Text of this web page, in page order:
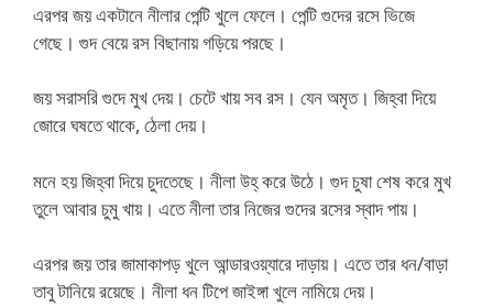
এরপর জয় একটানে নীলার পেন্টি খুলে ফেলে। পেন্টি গুদের রসে ভিজে
গেছে। গুদ বেয়ে রস বিছানায় গড়িয়ে পরছে।
জয় সরাসরি গুদে মুখ দেয়। চেটে খায় সব রস। যেন অমৃত। জিহ্বা দিয়ে
জোরে ঘষতে থাকে, ঠেলা দেয়।
মনে হয় জিহ্বা দিয়ে চুদতেছে। নীলা উহ্ করে উঠে। গুদ চুষা শেষ করে মুখ
তুলে আবার চুমু খায়। এতে নীলা তার নিজের গুদের রসের স্বাদ পায়।
এরপর জয় তার জামাকাপড় খুলে আন্ডারওয়্যারে দাড়ায়। এতে তার ধন/বাড়া
তাবু টানিয়ে রয়েছে। নীলা ধন টিপে জাইঙ্গা খুলে নামিয়ে দেয়।